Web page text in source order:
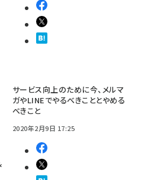
サービス向上のために今、メルマ
ガやLINEでやるべきこととやめる
べきこと
2020年2月9日 17:25